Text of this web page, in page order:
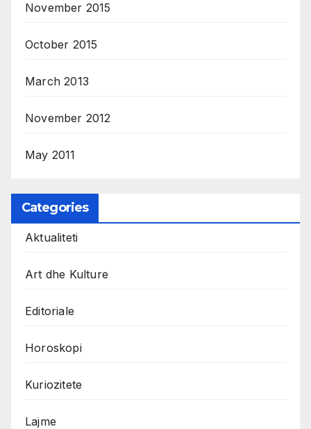
November 2015
October 2015
March 2013
November 2012
May 2011
Categories
Aktualiteti
Art dhe Kulture
Editoriale
Horoskopi
Kuriozitete
Lajme